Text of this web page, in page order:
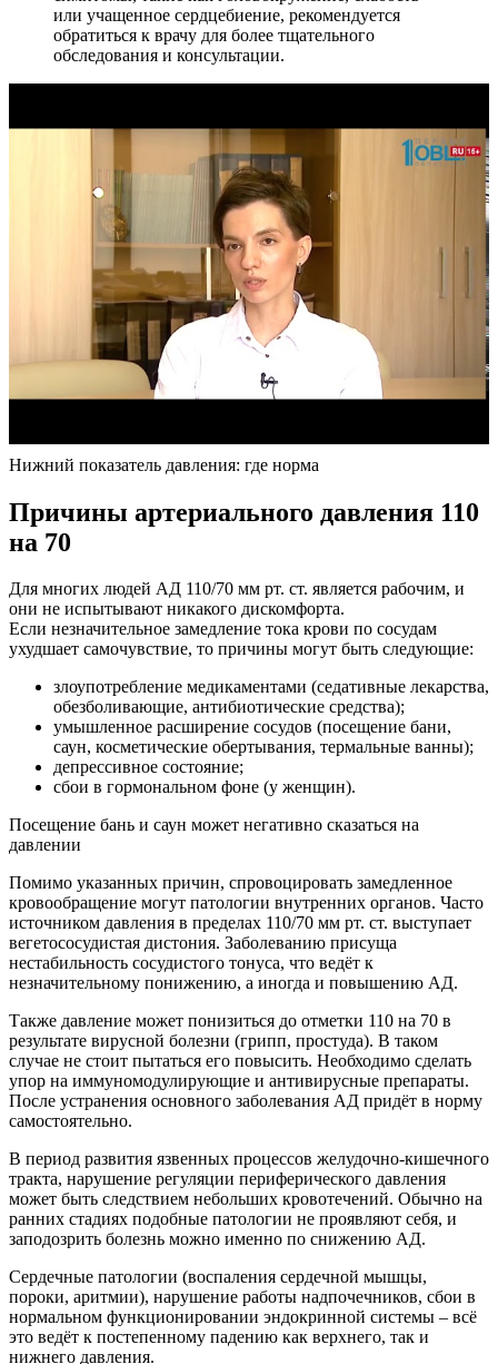
или учащенное сердцебиение, рекомендуется
обратиться к врачу для более тщательного
обследования и консультации.
Нижний показатель давления: где норма
Причины артериального давления 110
на 70
Для многих людей АД 110/70 мм рт. ст. является рабочим, и
они не испытывают никакого дискомфорта.
Если незначительное замедление тока крови по сосудам
ухудшает самочувствие, то причины могут быть следующие:
злоупотребление медикаментами (седативные лекарства,
обезболивающие, антибиотические средства);
умышленное расширение сосудов (посещение бани,
саун, косметические обертывания, термальные ванны);
депрессивное состояние;
сбои в гормональном фоне (у женщин).
Посещение бань и саун может негативно сказаться на
давлении
Помимо указанных причин, спровоцировать замедленное
кровообращение могут патологии внутренних органов. Часто
источником давления в пределах 110/70 мм рт. ст. выступает
вегетососудистая дистония. Заболеванию присуща
нестабильность сосудистого тонуса, что ведёт к
незначительному понижению, а иногда и повышению АД.
Также давление может понизиться до отметки 110 на 70 в
результате вирусной болезни (грипп, простуда). В таком
случае не стоит пытаться его повысить. Необходимо сделать
упор на иммуномодулирующие и антивирусные препараты.
После устранения основного заболевания АД придёт в норму
самостоятельно.
В период развития язвенных процессов желудочно-кишечного
тракта, нарушение регуляции периферического давления
может быть следствием небольших кровотечений. Обычно на
ранних стадиях подобные патологии не проявляют себя, и
заподозрить болезнь можно именно по снижению АД.
Сердечные патологии (воспаления сердечной мышцы,
пороки, аритмии), нарушение работы надпочечников, сбои в
нормальном функционировании эндокринной системы – всё
это ведёт к постепенному падению как верхнего, так и
нижнего давления.